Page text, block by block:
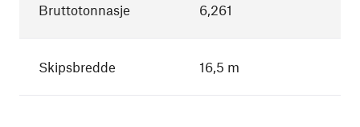
Bruttotonnasje 6,261
Skipsbredde 16,5 m